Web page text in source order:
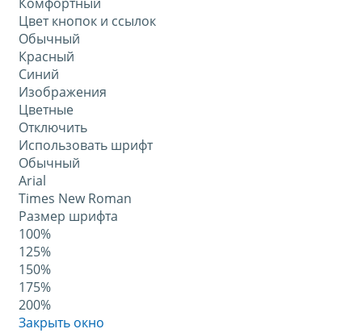
Комфортный
Цвет кнопок и ссылок
Обычный
Красный
Синий
Изображения
Цветные
Отключить
Использовать шрифт
Обычный
Arial
Times New Roman
Размер шрифта
100%
125%
150%
175%
200%
Закрыть окно